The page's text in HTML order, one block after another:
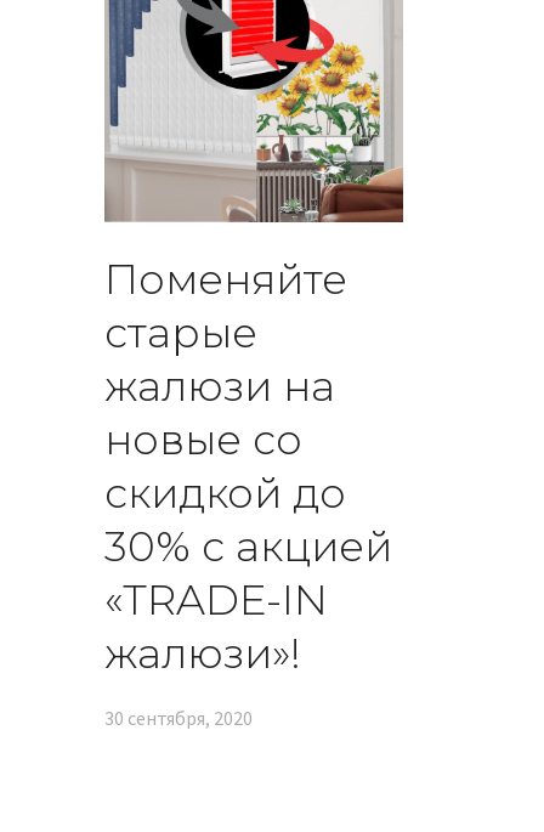
Поменяйте
старые
жалюзи на
новые со
скидкой до
30% с акцией
«‎TRADE-IN
жалюзи»‎!
30 сентября, 2020